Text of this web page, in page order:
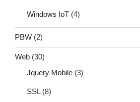
Windows IoT (4)
PBW (2)
Web (30)
Jquery Mobile (3)
SSL(8)